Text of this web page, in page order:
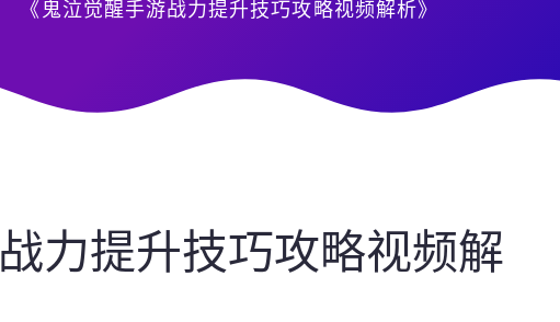
《鬼泣觉醒手游战力提升技巧攻略视频解析》
力提升技巧攻略视频解